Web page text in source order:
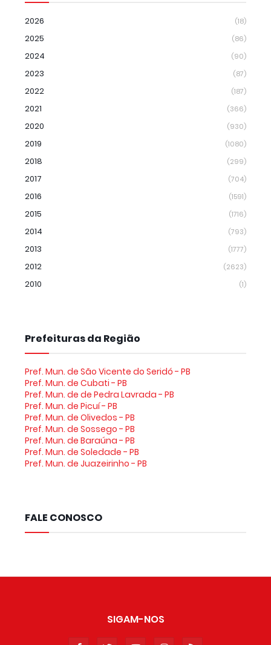
2026 (18)
2025 (86)
2024 (90)
2023 (87)
2022 (187)
2021 (366)
2020 (930)
2019 (1080)
2018 (299)
2017 (704)
2016 (1591)
2015 (1716)
2014 (793)
2013 (1777)
2012 (2623)
2010 (1)
Prefeituras da Região
Pref. Mun. de São Vicente do Seridó - PB
Pref. Mun. de Cubati - PB
Pref. Mun. de de Pedra Lavrada - PB
Pref. Mun. de Picuí - PB
Pref. Mun. de Olivedos - PB
Pref. Mun. de Sossego - PB
Pref. Mun. de Baraúna - PB
Pref. Mun. de Soledade - PB
Pref. Mun. de Juazeirinho - PB
FALE CONOSCO
SIGAM-NOS